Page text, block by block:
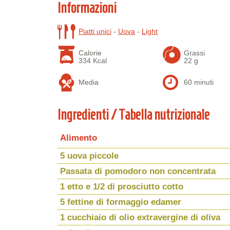
Informazioni
Piatti unici - Uova - Light
Calorie
334 Kcal
Grassi
22 g
Media 60 minuti
Ingredienti / Tabella nutrizionale
Alimento
5 uova piccole
Passata di pomodoro non concentrata
1 etto e 1/2 di prosciutto cotto
5 fettine di formaggio edamer
1 cucchiaio di olio extravergine di oliva